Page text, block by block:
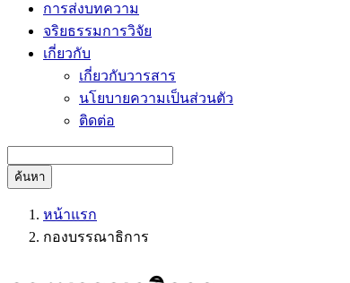
การส่งบทความ
จริยธรรมการวิจัย
เกี่ยวกับ
เกี่ยวกับวารสาร
นโยบายความเป็นส่วนตัว
ติดต่อ
ค้นหา
หน้าแรก
กองบรรณาธิการ